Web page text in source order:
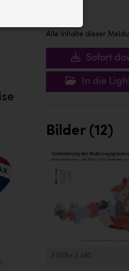
Alle Inhalte dieser
Sofort
In die
Bilder (12)
3 508 x 2 480
Website